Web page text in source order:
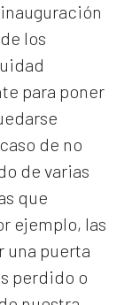
los
para poner
de no
de varias
que
ejemplo, las
una puerta
perdido o